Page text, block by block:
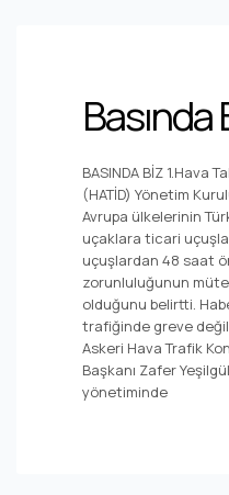
Basında
BASINDA BİZ 1.Hava
(HATİD) Yönetim
Avrupa ülkelerinin
uçaklara ticari
uçuşlardan 48 saat
zorunluluğunun
olduğunu belirtti.
trafiğinde greve
Askeri Hava Trafik
Başkanı Zafer
yönetiminde